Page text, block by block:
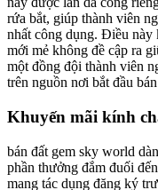
rứa bắt, giúp thành viên
nhất công dụng. Điều này
mới mẻ không đề cập ra
một đồng đội thành viên
trên nguồn nơi bắt đầu
Khuyến mãi kính
bán đất gem sky world
phần thưởng đắm đuối
mang tác dụng đăng ký